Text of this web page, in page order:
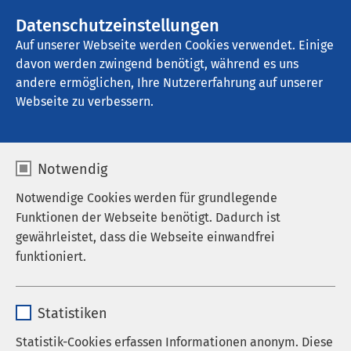
Datenschutzeinstellungen
Auf unserer Webseite werden Cookies verwendet. Einige
davon werden zwingend benötigt, während es uns
andere ermöglichen, Ihre Nutzererfahrung auf unserer
Webseite zu verbessern.
Notwendig
Notwendige Cookies werden für grundlegende
Funktionen der Webseite benötigt. Dadurch ist
gewährleistet, dass die Webseite einwandfrei
funktioniert.
Anbieter sgalinski
Statistiken
Statistik-Cookies erfassen Informationen anonym. Diese
AMEOS Seeklinikum Brunnen - Ambulante
Dienste
Erschöpfungssyndrom/B
urnout